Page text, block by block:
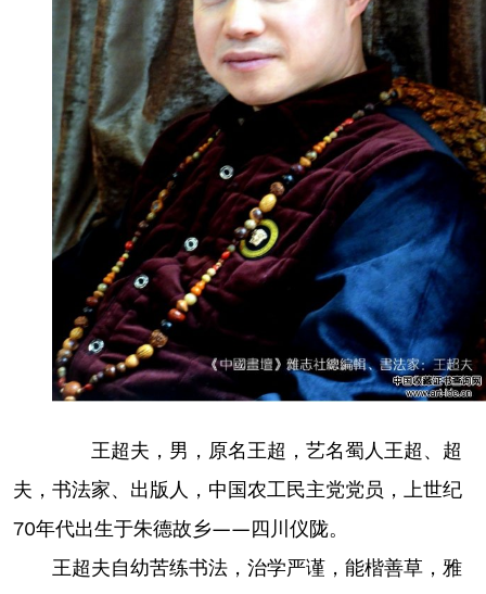
王超夫，男，原名王超，艺名蜀人王超、超
夫，书法家、出版人，中国农工民主党党员，上世纪
70年代出生于朱德故乡——四川仪陇。
王超夫自幼苦练书法，治学严谨，能楷善草，雅